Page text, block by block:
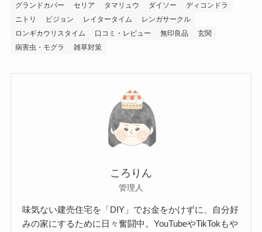
グランドカバー
セリア タマリュウ ダイソー
ディコンドラ
ニトリ
ピジョン レイタータイム
レンガサークル
ロンギカウリスタイム
口コミ・レビュー 無印良品
玄関
病害虫・モグラ
雑草対策
ころりん
管理人
味気ない建売住宅を「DIY」でお金をかけずに、自分好
みの家にするために日々奮闘中。YouTubeやTikTokもや